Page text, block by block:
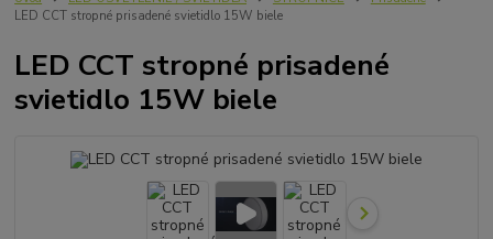
LED CCT stropné prisadené svietidlo 15W biele
LED CCT stropné prisadené
svietidlo 15W biele